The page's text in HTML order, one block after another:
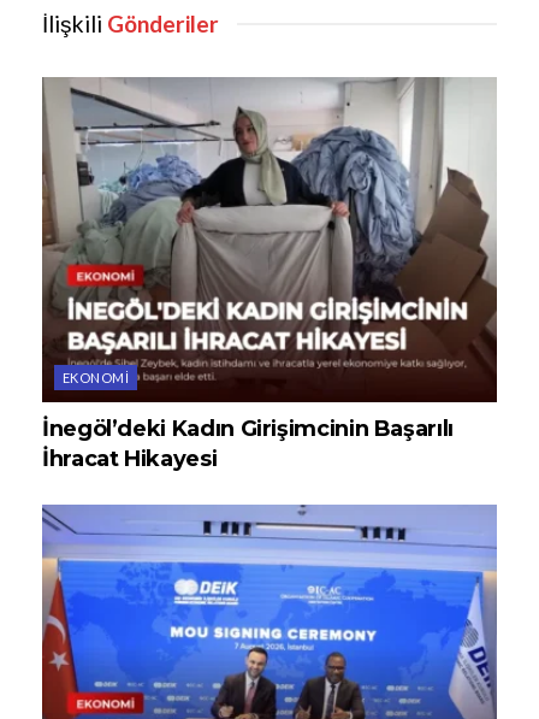
İlişkili Gönderiler
EKONOMI
İnegöl’deki Kadın Girişimcinin Başarılı
İhracat Hikayesi